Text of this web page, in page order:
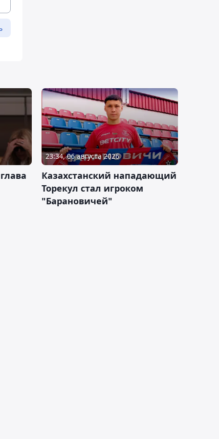
23:34, 06 августа 2026
Казахстанский нападающий
Торекул стал игроком
"Барановичей"